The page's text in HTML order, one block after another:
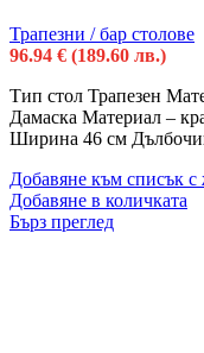
Трапезни / бар столове
96.94 € (189.60 лв.)
Тип стол Трапезен
Дамаска Материал –
Ширина 46 см
Добавяне към списък с
Добавяне в количката
Бърз преглед